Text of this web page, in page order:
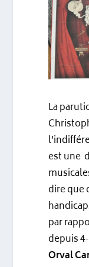
La
est une
dire que
par
depuis
Orval